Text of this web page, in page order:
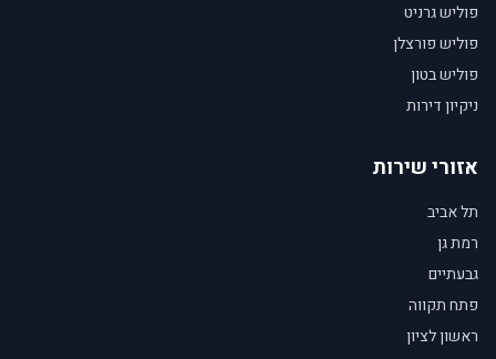
פוליש גרניט
פוליש פורצלן
פוליש בטון
ניקיון דירות
אזורי שירות
תל אביב
רמת גן
גבעתיים
פתח תקווה
ראשון לציון